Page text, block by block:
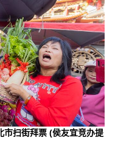
市扫街拜票 (侯友宜竞办提